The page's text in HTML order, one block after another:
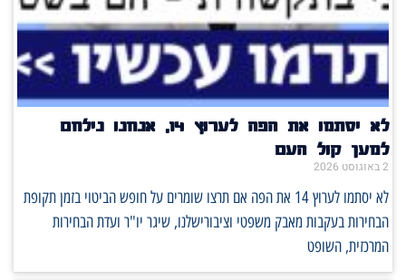
לא יסתמו את הפה לערוץ 14, אנחנו נילחם
למען קול העם
2 באוגוסט 2026
לא יסתמו לערוץ 14 את הפה אם תרצו שומרים על חופש הביטוי בזמן תקופת
הבחירות בעקבות מאבק משפטי וציבורישלנו, שיגר יו"ר ועדת הבחירות
המרכזית, השופט